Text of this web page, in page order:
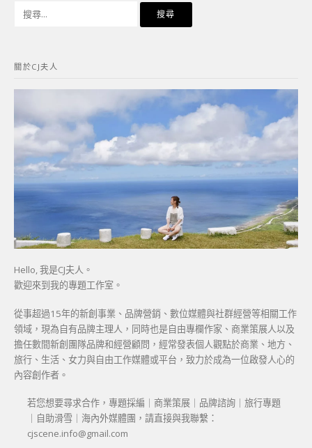
字:
關於CJ夫人
Hello, 我是CJ夫人。
歡迎來到我的專題工作室。
從事超過15年的新創事業、品牌營銷、數位媒體與社群經營等相關工作
領域，現為自有品牌主理人，同時也是自由專欄作家、商業策展人以及
擔任數間新創團隊品牌和經營顧問，經常發表個人觀點於商業、地方、
旅行、生活、女力與自由工作媒體或平台，致力於成為一位啟發人心的
內容創作者。
若您想要尋求合作，專題採編｜商業策展｜品牌諮詢｜旅行專題
｜自助滑雪｜海內外媒體團，請直接與我聯繫：
cjscene.info@gmail.com